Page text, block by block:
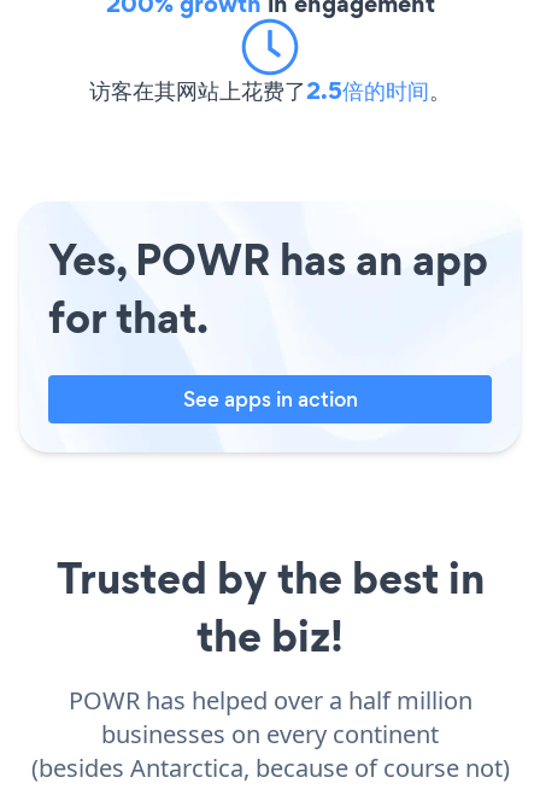
访客在其网站上花费了2.5倍的时间。
Yes, POWR has an app
for that.
See apps in action
Trusted by the best in
the biz!
POWR has helped over a half million
businesses on every continent
(besides Antarctica, because of course not)